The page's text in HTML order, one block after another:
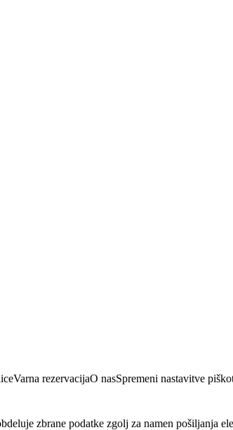
Varna rezervacijaO nasSpremeni nastavitve
zbrane podatke zgolj za namen pošiljanja